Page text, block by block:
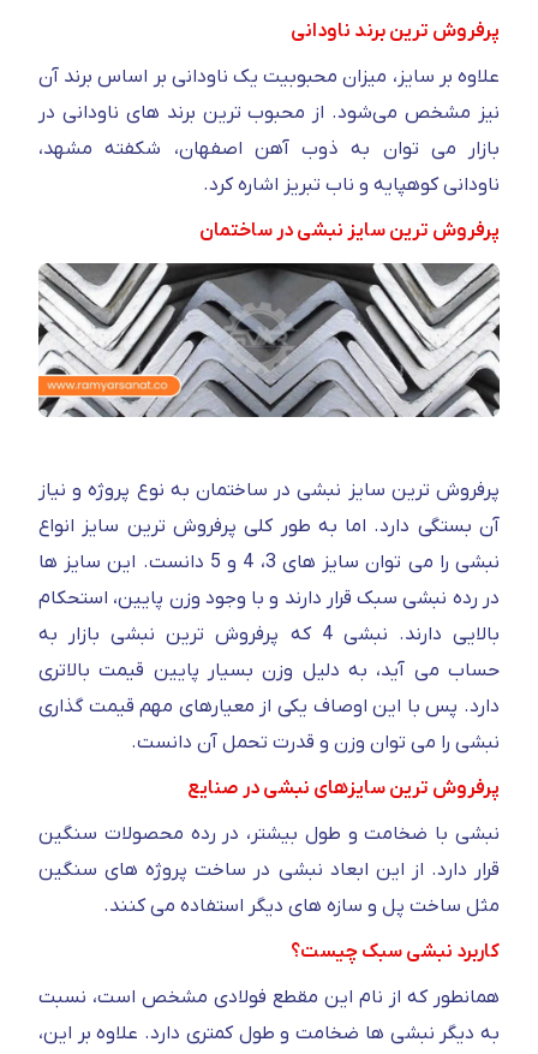
پرفروش ترین برند ناودانی
علاوه بر سایز، میزان محبوبیت یک ناودانی بر اساس برند آن
نیز مشخص می‌شود. از محبوب ترین برند های ناودانی در
بازار می توان به ذوب آهن اصفهان، شکفته مشهد،
ناودانی کوهپایه و ناب تبریز اشاره کرد.
پرفروش ترین سایز نبشی در ساختمان
پرفروش ترین سایز نبشی در ساختمان به نوع پروژه و نیاز
آن بستگی دارد. اما به طور کلی پرفروش ترین سایز انواع
نبشی را می توان سایز های 3، 4 و 5 دانست. این سایز ها
در رده نبشی سبک قرار دارند و با وجود وزن پایین، استحکام
بالایی دارند. نبشی 4 که پرفروش ترین نبشی بازار به
حساب می آید، به دلیل وزن بسیار پایین قیمت بالاتری
دارد. پس با این اوصاف یکی از معیارهای مهم قیمت گذاری
نبشی را می توان وزن و قدرت تحمل آن دانست.
پرفروش ترین سایزهای نبشی در صنایع
نبشی با ضخامت و طول بیشتر، در رده محصولات سنگین
قرار دارد. از این ابعاد نبشی در ساخت پروژه های سنگین
مثل ساخت پل و سازه های دیگر استفاده می کنند.
کاربرد نبشی سبک چیست؟
همانطور که از نام این مقطع فولادی مشخص است، نسبت
به دیگر نبشی ها ضخامت و طول کمتری دارد. علاوه بر این،